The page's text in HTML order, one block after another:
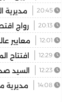
بإقليم تازة مديرية
توسيع وتجويدرواج
مهرجان عيساوة
معايير
افتتاح
غياب فضاءالسيد
رهان التجمعمديرية